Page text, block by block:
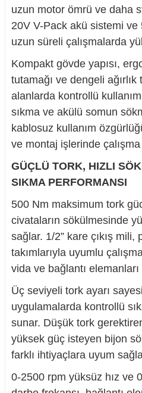
Ucu
ve Lehim Teli
uzun motor ömrü ve daha
20V V-Pack akü sistemi
uzun süreli çalışmalarda
Kompakt gövde yapısı,
tutamağı ve dengeli
alanlarda kontrollü
sıkma ve akülü somun
kablosuz kullanım
ve montaj işlerinde çalışma
GÜÇLÜ TORK, HIZLI
SIKMA PERFORMANSI
500 Nm maksimum tork
civataların sökülmesinde
sağlar. 1/2” kare çıkış
takımlarıyla uyumlu
vida ve bağlantı
Üç seviyeli tork ayarı
uygulamalarda kontrollü
sunar. Düşük tork
yüksek güç isteyen bijon
farklı ihtiyaçlara uyum
0-2500 rpm yüksüz hız ve